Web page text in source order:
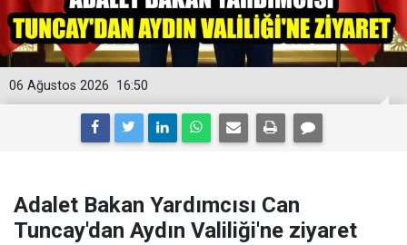
16:50
06 Ağustos 2026
Adalet Bakan Yardımcısı Can
Tuncay'dan Aydın Valiliği'ne ziyaret